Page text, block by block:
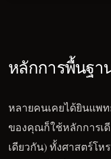
หลักการพื้นฐา
หลายคนเคยได้ยินแพ
ของคุณก็ใช้หลักการเ
เดียวกัน) ทั้งศาสตร์โ